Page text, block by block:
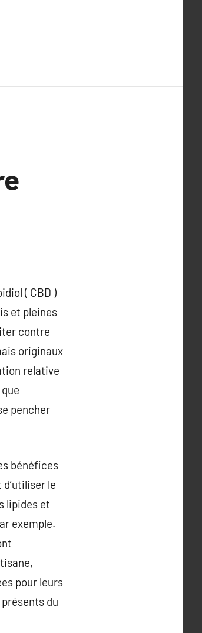
( CBD )
et pleines
contre
originaux
relative
pencher
bénéfices
le
lipides et
exemple.
pour leurs
du